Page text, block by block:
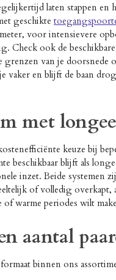
laten stappen
geschikte
voor intensievere
Check ook de
van je doorsnede
en blijft de baan
met
keuze bij
beschikbaar blijft als
inzet. Beide systemen
of volledig
warme periodes wilt
aantal
binnen ons